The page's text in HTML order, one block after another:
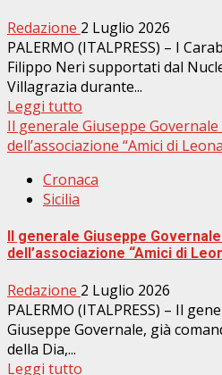
Redazione 2 Luglio 2026
PALERMO (ITALPRESS) – I
Filippo Neri supportati dal
Villagrazia durante...
Leggi tutto
Il generale Giuseppe
dell’associazione “Amici di
Cronaca
Sicilia
Il generale Giuseppe
dell’associazione “Amici di
Redazione 2 Luglio 2026
PALERMO (ITALPRESS) – Il
Giuseppe Governale, già
della Dia,...
Leggi tutto